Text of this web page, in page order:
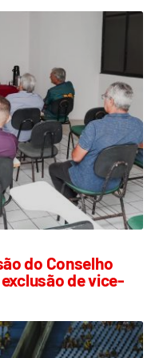
do Conselho
de vice-